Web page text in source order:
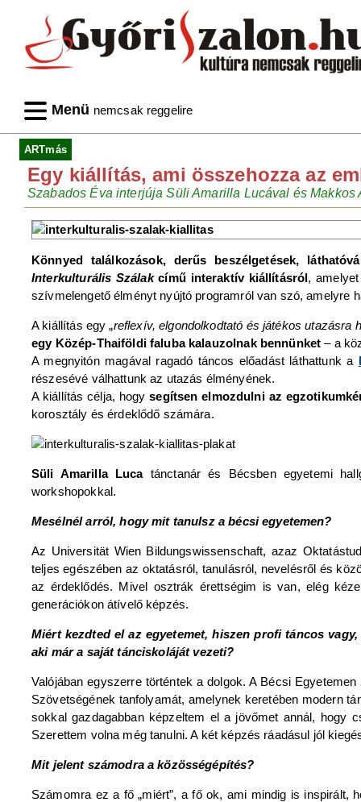
Menü nemcsak reggelire
ARTmás
Egy kiállítás, ami összehozza az
Szabados Éva interjúja Süli Amarilla Lucával és Makkos
Könnyed találkozások, derűs beszélgetések,
Interkulturális Szálakcímű interaktív kiállításról,
szívmelengető élményt nyújtó programról van szó, amelyre
A kiállítás egy „reflexív, elgondolkodtató és játékos utazásra
egy Közép-Thaiföldi faluba kalauzolnak bennünket – a
A megnyitón magával ragadó táncos előadást láthattunk a
részesévé válhattunk az utazás élményének.
A kiállítás célja, hogy segítsen elmozdulni az
korosztály és érdeklődő számára.
Süli Amarilla Lucatánctanár és Bécsben egyetemi
workshopokkal.
Mesélnél arról, hogy mit tanulsz a bécsi egyetemen?
Az Universität Wien Bildungswissenschaft, azaz
teljes egészében az oktatásról, tanulásról, nevelésről és
az érdeklődés. Mivel osztrák érettségim is van, elég
generációkon átívelő képzés.
Miért kezdted el az egyetemet, hiszen profi táncos vagy,
aki már a saját tánciskoláját vezeti?
Valójában egyszerre történtek a dolgok. A Bécsi
Szövetségének tanfolyamát, amelynek keretében modern
sokkal gazdagabban képzeltem el a jövőmet annál, hogy
Szerettem volna még tanulni. A két képzés ráadásul jól
Mit jelent számodra a közösségépítés?
Számomra ez a fő „miért”, a fő ok, ami mindig is